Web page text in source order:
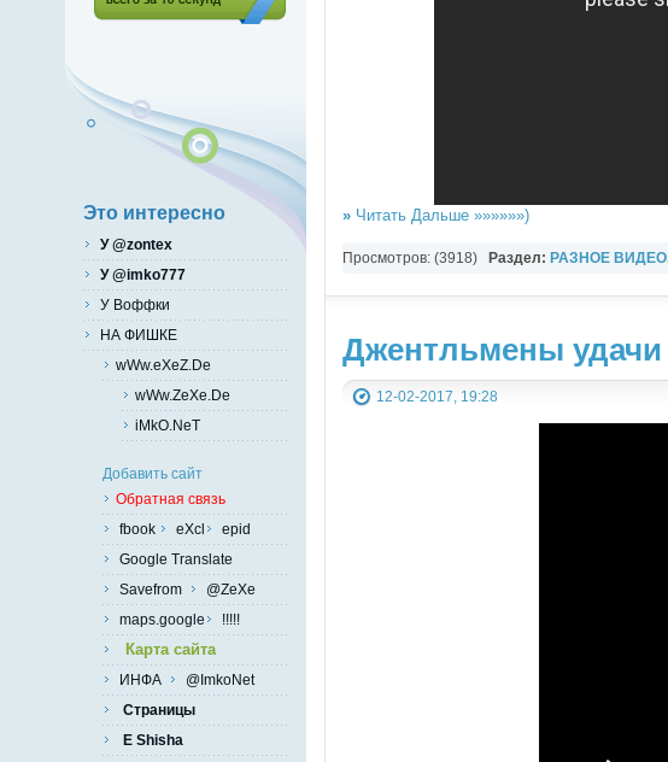
»Читать Дальше »»»»»»)
Просмотров: (3918) Раздел: РАЗНОЕ ВИДЕО,
Джентльмены удачи
12-02-2017, 19:28
Это интересно
У @zontex
У @imko777
У Воффки
НА ФИШКЕ
wWw.eXeZ.De
wWw.ZeXe.De
iMkO.NeT
Добавить сайт
Обратная связь
fbook
eXcl
epid
Google Translate
Savefrom
@ZeXe
maps.google
!!!!!
Карта сайта
ИНФА
@ImkoNet
Страницы
E Shisha